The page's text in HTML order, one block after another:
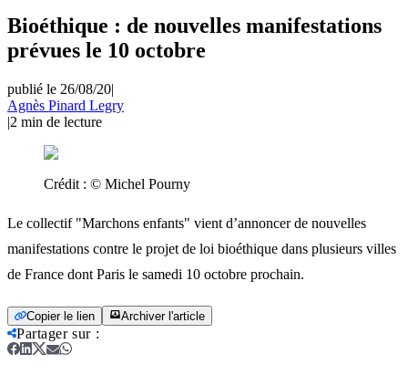
Bioéthique : de nouvelles manifestations
prévues le 10 octobre
publié le 26/08/20|
Agnès Pinard Legry
|2 min de lecture
Crédit : © Michel Pourny
Le collectif "Marchons enfants" vient d’annoncer de nouvelles
manifestations contre le projet de loi bioéthique dans plusieurs villes
de France dont Paris le samedi 10 octobre prochain.
Copier le lien Archiver l'article
Partager sur: